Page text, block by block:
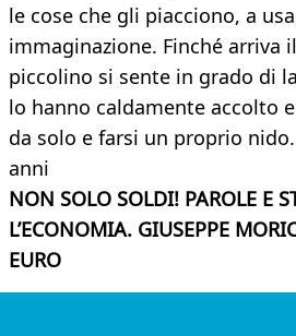
le cose che gli piacciono, a
immaginazione. Finché arriva
piccolino si sente in grado di
lo hanno caldamente accolto
da solo e farsi un proprio
anni
NON SOLO SOLDI! PAROLE E
L’ECONOMIA. GIUSEPPE
EURO